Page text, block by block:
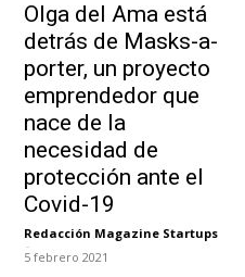
Olga del Ama está
detrás de Masks-a-
porter, un proyecto
emprendedor que
nace de la
necesidad de
protección ante el
Covid-19
Redacción Magazine Startups
-
5 febrero 2021